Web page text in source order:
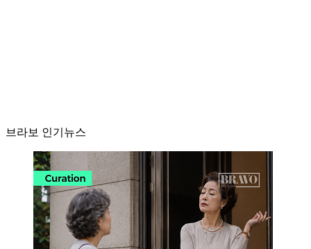
브라보 인기뉴스